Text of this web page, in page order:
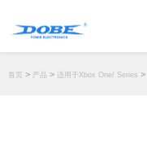
首页 > 产品 > 适用于Xbox One/ Series >